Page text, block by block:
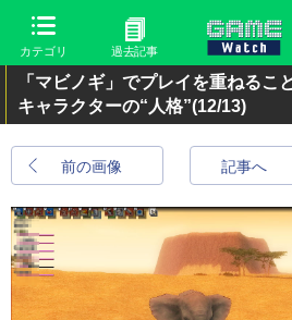
カテゴリ 過去記事
「マビノギ」でプレイを重ねるこ
キャラクターの“人格”(12/13)
前の画像 記事へ